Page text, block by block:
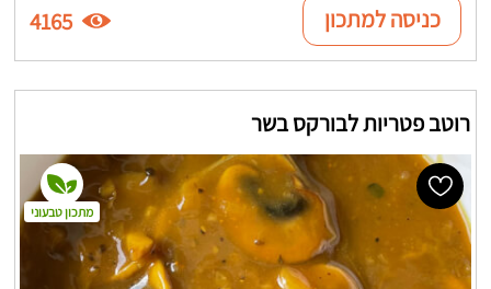
כניסה למתכון 4165
רוטב פטריות לבורקס בשר
מתכון טבעוני